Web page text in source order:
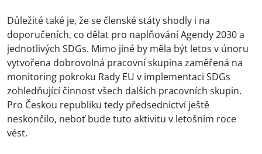
Důležité také je, že se členské státy shodly i na
doporučeních, co dělat pro naplňování Agendy 2030 a
jednotlivých SDGs. Mimo jiné by měla být letos v únoru
vytvořena dobrovolná pracovní skupina zaměřená na
monitoring pokroku Rady EU v implementaci SDGs
zohledňující činnost všech dalších pracovních skupin.
Pro Českou republiku tedy předsednictví ještě
neskončilo, neboť bude tuto aktivitu v letošním roce
vést.